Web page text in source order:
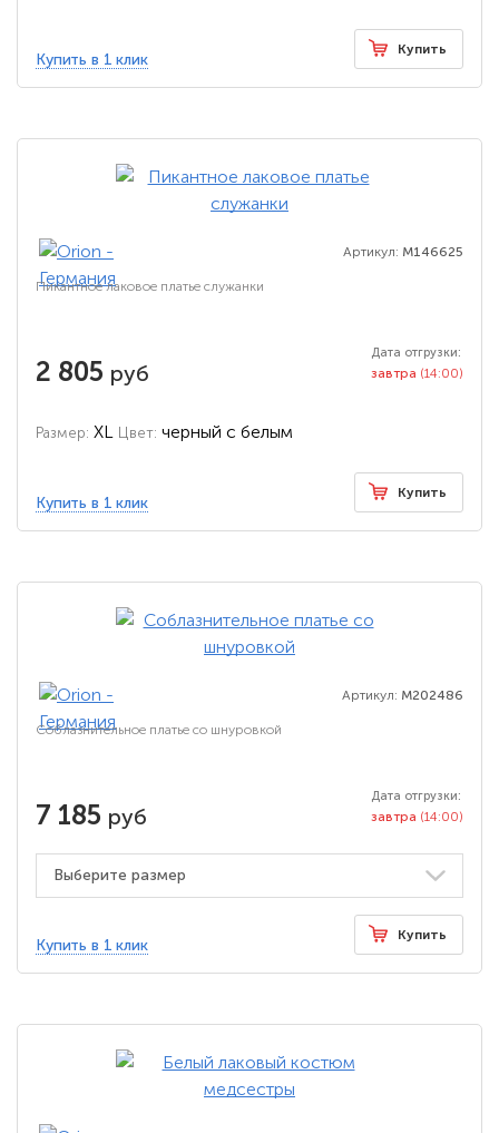
Купить в 1 клик
Купить
Артикул: M146625
Пикантное лаковое платье служанки
2 805 руб
Дата отгрузки:
завтра (14:00)
Размер: XL Цвет: черный с белым
Купить в 1 клик
Купить
Артикул: M202486
Соблазнительное платье со шнуровкой
7 185 руб
Дата отгрузки:
завтра (14:00)
Купить в 1 клик
Купить